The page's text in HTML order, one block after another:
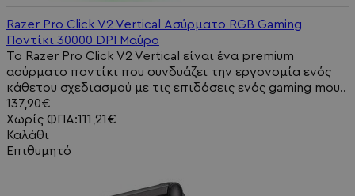
Razer Pro Click V2 Vertical Ασύρματο RGB Gaming
Ποντίκι 30000 DPI Μαύρο
Το Razer Pro Click V2 Vertical είναι ένα premium
ασύρματο ποντίκι που συνδυάζει την εργονομία ενός
κάθετου σχεδιασμού με τις επιδόσεις ενός gaming mou..
137,90€
Χωρίς ΦΠΑ:111,21€
Καλάθι
Επιθυμητό